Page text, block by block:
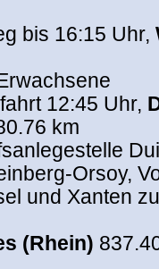
bis 16:15 Uhr,
12:45 Uhr,
km
Orsoy,
und Xanten
(Rhein)